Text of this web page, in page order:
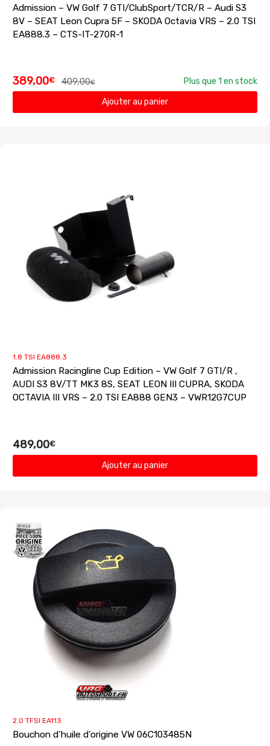
Admission – VW Golf 7 GTI/ClubSport/TCR/R – Audi S3
8V – SEAT Leon Cupra 5F – SKODA Octavia VRS – 2.0 TSI
EA888.3 – CTS-IT-270R-1
409,00€
389,00€
Plus que 1 en stock
Ajouter au panier
1.8 TSI EA888.3
Admission Racingline Cup Edition – VW Golf 7 GTI/R ,
AUDI S3 8V/TT MK3 8S, SEAT LEON III CUPRA, SKODA
OCTAVIA III VRS – 2.0 TSI EA888 GEN3 – VWR12G7CUP
489,00€
Ajouter au panier
2.0 TFSI EA113
Bouchon d’huile d’origine VW 06C103485N